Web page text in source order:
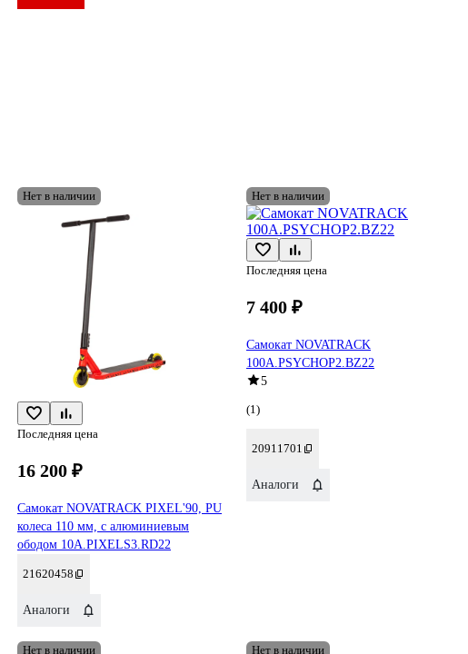
Нет в наличии
Последняя цена
16 200 ₽
Самокат NOVATRACK PIXEL'90, PU
колеса 110 мм, с алюминиевым
ободом 10A.PIXELS3.RD22
21620458
Аналоги
Нет в наличии
Последняя цена
7 400 ₽
Самокат NOVATRACK
100A.PSYCHOP2.BZ22
5
(1)
20911701
Аналоги
Нет в наличии Нет в наличии